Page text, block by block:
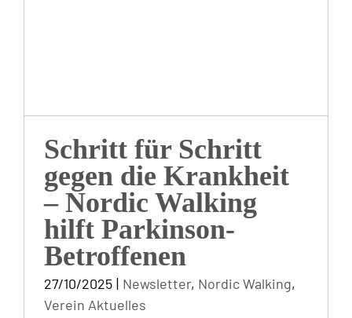
Schritt für Schritt
gegen die Krankheit
– Nordic Walking
hilft Parkinson-
Betroffenen
27/10/2025 | Newsletter, Nordic Walking,
Verein Aktuelles